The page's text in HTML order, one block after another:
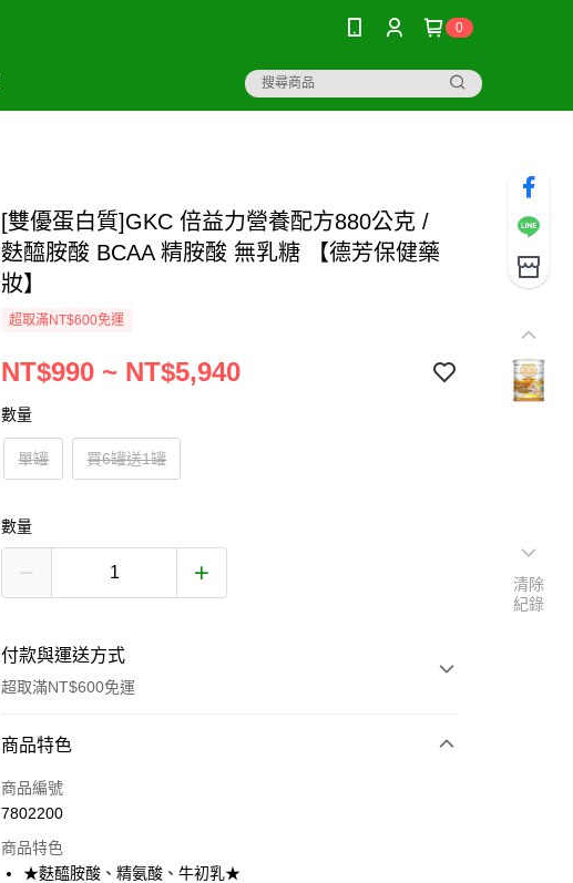
0
[雙優蛋白質]GKC 倍益力營養配方880公克 /
麩醯胺酸 BCAA 精胺酸 無乳糖 【德芳保健藥
妝】
超取滿NT$600免運
NT$990 ~ NT$5,940
數量
單罐 買6罐送1罐
數量
付款與運送方式
超取滿NT$600免運
付款方式
信用卡一次付款
LINE Pay
商品特色
商品編號
7802200
商品特色
★麩醯胺酸、精氨酸、牛初乳★
清除
紀錄